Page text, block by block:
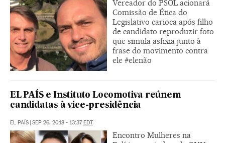
Vereador do PSOL acionará
Comissão de Ética do
Legislativo carioca após filho
de candidato reproduzir foto
que simula asfixia junto à
frase do movimento contra
ele #elenão
EL PAÍS e Instituto Locomotiva reúnem
candidatas à vice-presidência
EL PAÍS | SEP 26, 2018 - 13:37EDT
Encontro Mulheres na